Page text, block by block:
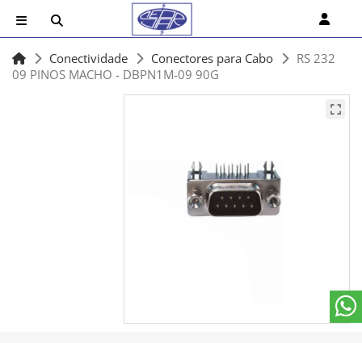
Conectividade Conectores para Cabo
RS 232
09 PINOS MACHO - DBPN1M-09 90G